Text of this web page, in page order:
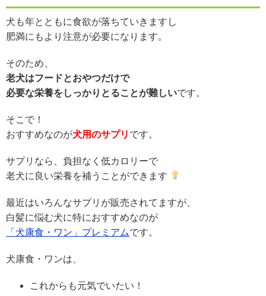
犬も年とともに食欲が落ちていきますし
肥満にもより注意が必要になります。
そのため、
老犬はフードとおやつだけで
必要な栄養をしっかりとることが難しいです。
そこで！
おすすめなのが犬用のサプリ です。
サプリなら、負担なく低カロリーで
老犬に良い栄養を補うことができます
最近はいろんなサプリが販売されてますが、
白髪に悩む犬に特におすすめなのが
「犬康食・ワン」プレミアムです。
犬康食・ワンは、
これからも元気でいたい！